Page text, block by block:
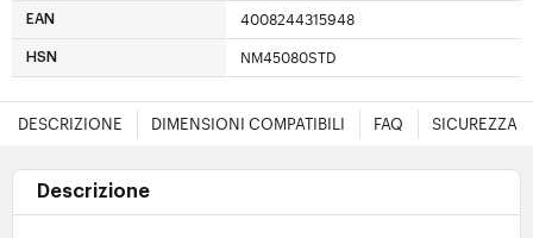
EAN 4008244315948
HSN NM45080STD
DESCRIZIONE DIMENSIONI COMPATIBILI FAQ SICUREZZA
Descrizione